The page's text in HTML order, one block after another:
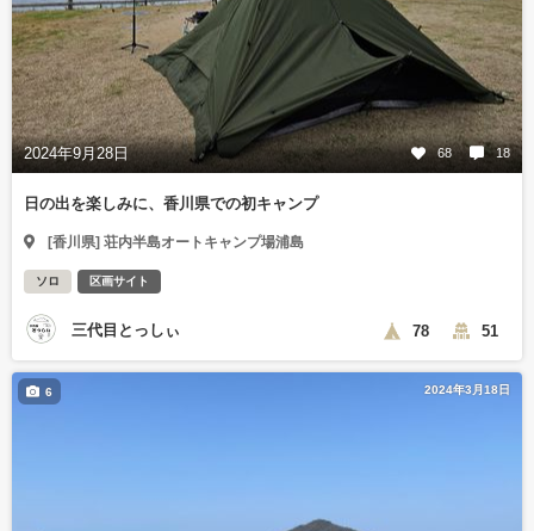
2024年9月28日 68 18
日の出を楽しみに、香川県での初キャンプ
[香川県] 荘内半島オートキャンプ場浦島
ソロ 区画サイト
三代目とっしぃ 78 51
2024年3月18日
6